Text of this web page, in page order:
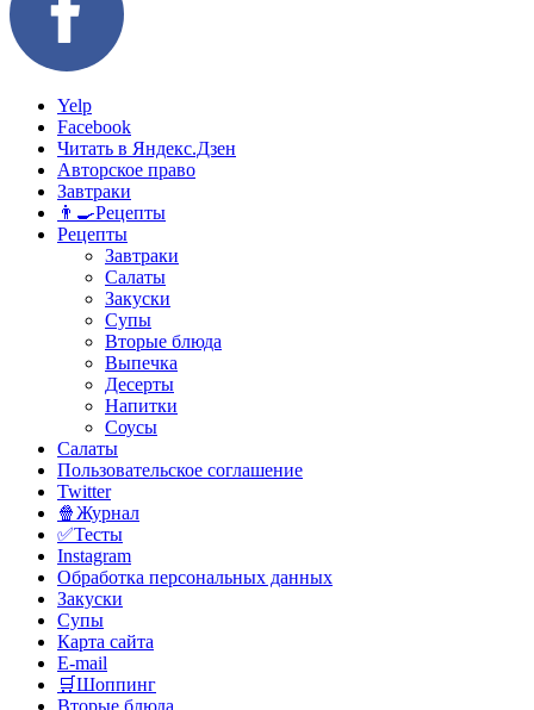
Yelp
Facebook
Читать в Яндекс.Дзен
Авторское право
Завтраки
👨‍🍳Рецепты
Рецепты
Завтраки
Салаты
Закуски
Супы
Вторые блюда
Выпечка
Десерты
Напитки
Соусы
Салаты
Пользовательское соглашение
Twitter
🍿Журнал
✅Тесты
Instagram
Обработка персональных данных
Закуски
Супы
Карта сайта
E-mail
🛒Шоппинг
Вторые блюда